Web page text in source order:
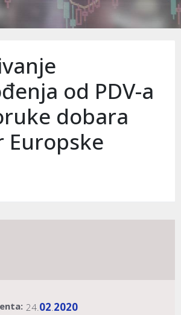
od PDV-a
dobara
Europske
24.02.2020